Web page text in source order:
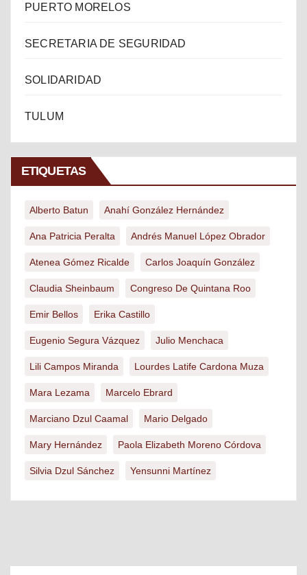
PUERTO MORELOS
SECRETARIA DE SEGURIDAD
SOLIDARIDAD
TULUM
ETIQUETAS
Alberto Batun Anahí González Hernández
Ana Patricia Peralta Andrés Manuel López Obrador
Atenea Gómez Ricalde Carlos Joaquín González
Claudia Sheinbaum Congreso De Quintana Roo
Emir Bellos Erika Castillo
Eugenio Segura Vázquez Julio Menchaca
Lili Campos Miranda Lourdes Latife Cardona Muza
Mara Lezama Marcelo Ebrard
Marciano Dzul Caamal Mario Delgado
Mary Hernández Paola Elizabeth Moreno Córdova
Silvia Dzul Sánchez Yensunni Martínez